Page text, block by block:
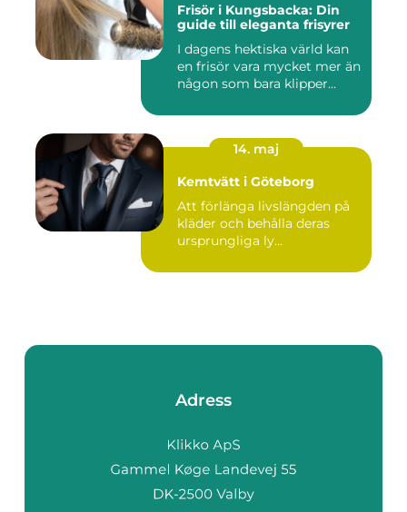
Frisör i Kungsbacka: Din
guide till eleganta frisyrer
I dagens hektiska värld kan
en frisör vara mycket mer än
någon som bara klipper...
14. maj
Kemtvätt i Göteborg
Att förlänga livslängden på
kläder och behålla deras
ursprungliga ly...
Adress